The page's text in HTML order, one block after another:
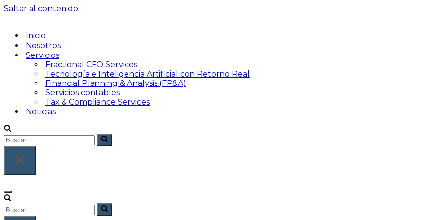
Saltar al contenido
Inicio
Nosotros
Servicios
Fractional CFO Services
Tecnología e Inteligencia Artificial con Retorno Real
Financial Planning & Analysis (FP&A)
Servicios contables
Tax & Compliance Services
Noticias